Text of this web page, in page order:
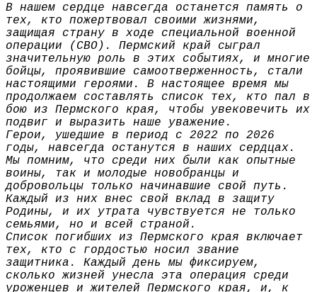
В нашем сердце навсегда останется память о
тех, кто пожертвовал своими жизнями,
защищая страну в ходе специальной военной
операции (СВО). Пермский край сыграл
значительную роль в этих событиях, и многие
бойцы, проявившие самоотверженность, стали
настоящими героями. В настоящее время мы
продолжаем составлять список тех, кто пал в
бою из Пермского края, чтобы увековечить их
подвиг и выразить наше уважение.
Герои, ушедшие в период с 2022 по 2026
годы, навсегда останутся в наших сердцах.
Мы помним, что среди них были как опытные
воины, так и молодые новобранцы и
добровольцы только начинавшие свой путь.
Каждый из них внес свой вклад в защиту
Родины, и их утрата чувствуется не только
семьями, но и всей страной.
Список погибших из Пермского края включает
тех, кто с гордостью носил звание
защитника. Каждый день мы фиксируем,
сколько жизней унесла эта операция среди
уроженцев и жителей Пермского края, и, к